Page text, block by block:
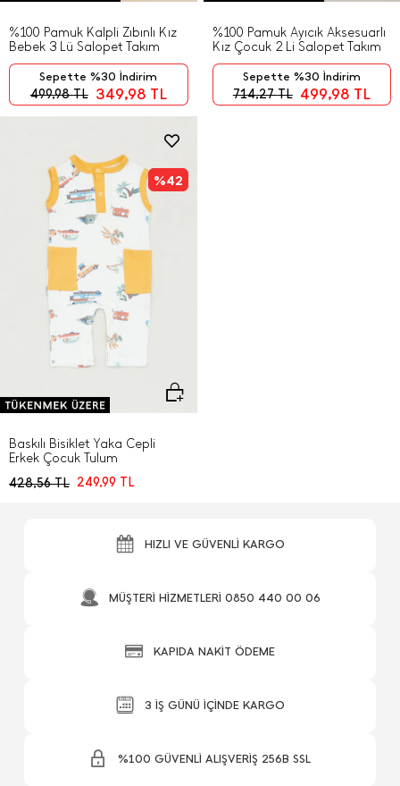
%100 Pamuk Kalpli Zıbınlı Kız
Bebek 3 Lü Salopet Takım
499,98TL 349,98 TL
Sepette %30 İndirim
%100 Pamuk Ayıcık Aksesuarlı
Kız Çocuk 2 Li Salopet Takım
714,27TL 499,98 TL
Sepette %30 İndirim
Baskılı Bisiklet Yaka Cepli
Erkek Çocuk Tulum
428,56TL 249,99 TL
%42
HIZLI VE GÜVENLİ KARGO
MÜŞTERİ HİZMETLERİ 0850 440 00 06
KAPIDA NAKİT ÖDEME
3 İŞ GÜNÜ İÇİNDE KARGO
%100 GÜVENLİ ALIŞVERİŞ 256B SSL